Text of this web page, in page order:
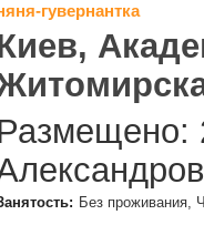
гувернантка
Без проживания,